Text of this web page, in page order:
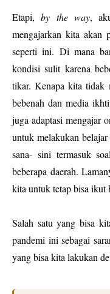
Etapi,by the way,
mengajarkan kita akan
seperti ini. Di mana
kondisi sulit karena
tikar. Kenapa kita tidak
bebenah dan media
juga adaptasi mengajar
untuk melakukan
sana- sini termasuk
beberapa daerah.
kita untuk tetap bisa ikut
Salah satu yang bisa
pandemi ini sebagai
yang bisa kita lakukan